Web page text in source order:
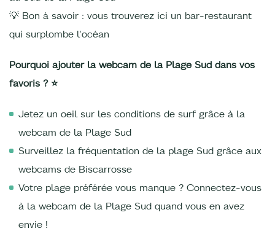
💡 Bon à savoir : vous trouverez ici un bar-restaurant
qui surplombe l'océan
Pourquoi ajouter la webcam de la Plage Sud dans vos
favoris ? ⭐
Jetez un oeil sur les conditions de surf grâce à la
webcam de la Plage Sud
Surveillez la fréquentation de la plage Sud grâce aux
webcams de Biscarrosse
Votre plage préférée vous manque ? Connectez-vous
à la webcam de la Plage Sud quand vous en avez
envie !